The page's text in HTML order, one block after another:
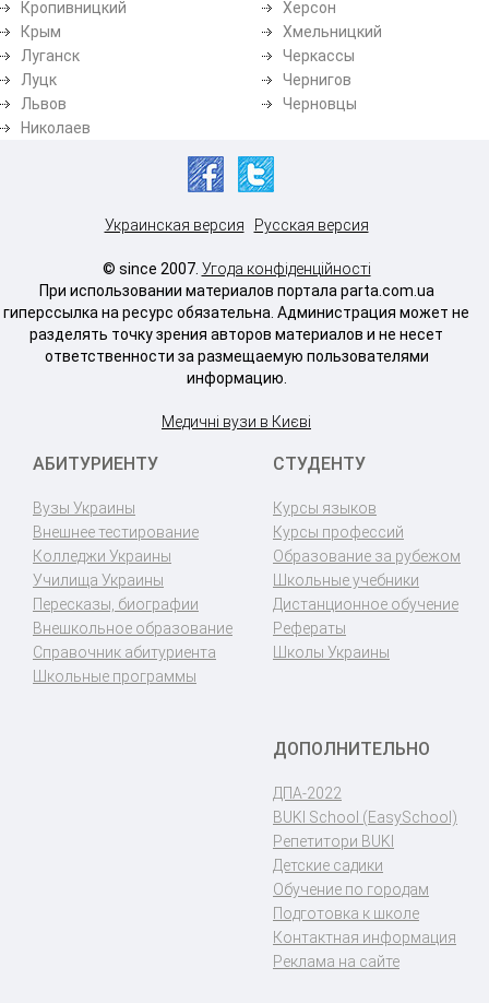
Кропивницкий
Крым
Луганск
Луцк
Львов
Николаев
Херсон
Хмельницкий
Черкассы
Чернигов
Черновцы
Украинская версия Русская версия
© since 2007. Угода конфіденційності
При использовании материалов портала parta.com.ua
гиперссылка на ресурс обязательна. Администрация может не
разделять точку зрения авторов материалов и не несет
ответственности за размещаемую пользователями
информацию.
Медичні вузи в Києві
АБИТУРИЕНТУ
Вузы Украины
Внешнее тестирование
Колледжи Украины
Училища Украины
Пересказы, биографии
Внешкольное образование
Справочник абитуриента
Школьные программы
СТУДЕНТУ
Курсы языков
Курсы профессий
Образование за рубежом
Школьные учебники
Дистанционное обучение
Рефераты
Школы Украины
ДОПОЛНИТЕЛЬНО
ДПА-2022
BUKI School (EasySchool)
Репетитори BUKI
Детские садики
Обучение по городам
Подготовка к школе
Контактная информация
Реклама на сайте